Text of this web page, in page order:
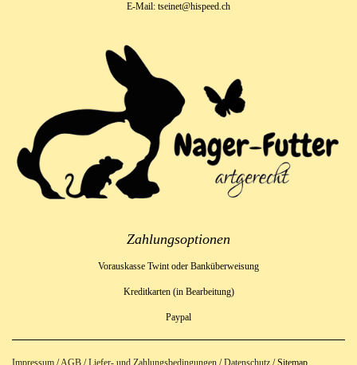
E-Mail: tseinet@hispeed.ch
Zahlungsoptionen
Vorauskasse Twint oder Banküberweisung
Kreditkarten (in Bearbeitung)
Paypal
Impressum /AGB /Liefer- und Zahlungsbedingungen /Datenschutz / Sitemap